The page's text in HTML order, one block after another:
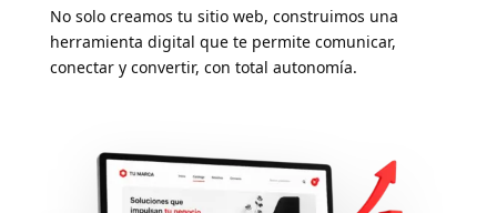
No solo creamos tu sitio web, construimos una
herramienta digital que te permite comunicar,
conectar y convertir, con total autonomía.